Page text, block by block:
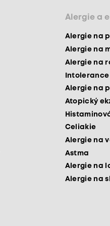
Alergie a
Alergie na
Alergie na
Alergie na
Alergie na
Atopický
Celiakie
Alergie na
Astma
Alergie na
Alergie na